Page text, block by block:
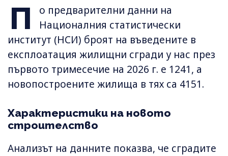
П
о предварителни данни на
Националния статистически
институт (НСИ) броят на въведените в
експлоатация жилищни сгради у нас през
първото тримесечие на 2026 г. е 1241, а
новопостроените жилища в тях са 4151.
Характеристики на новото
строителство
Анализът на данните показва, че сградите